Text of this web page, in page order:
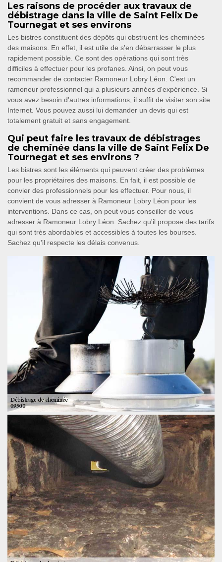
Les raisons de procéder aux travaux de
débistrage dans la ville de Saint Felix De
Tournegat et ses environs
Les bistres constituent des dépôts qui obstruent les cheminées
des maisons. En effet, il est utile de s'en débarrasser le plus
rapidement possible. Ce sont des opérations qui sont très
difficiles à effectuer pour les profanes. Ainsi, on peut vous
recommander de contacter Ramoneur Lobry Léon. C'est un
ramoneur professionnel qui a plusieurs années d'expérience. Si
vous avez besoin d'autres informations, il suffit de visiter son site
Internet. Vous pouvez aussi lui demander un devis qui est
totalement gratuit et sans engagement.
Qui peut faire les travaux de débistrages
de cheminée dans la ville de Saint Felix De
Tournegat et ses environs ?
Les bistres sont les éléments qui peuvent créer des problèmes
pour les propriétaires des maisons. En fait, il est possible de
convier des professionnels pour les effectuer. Pour nous, il
convient de vous adresser à Ramoneur Lobry Léon pour les
interventions. Dans ce cas, on peut vous conseiller de vous
adresser à Ramoneur Lobry Léon. Sachez qu'il propose des tarifs
qui sont très abordables et accessibles à toutes les bourses.
Sachez qu'il respecte les délais convenus.